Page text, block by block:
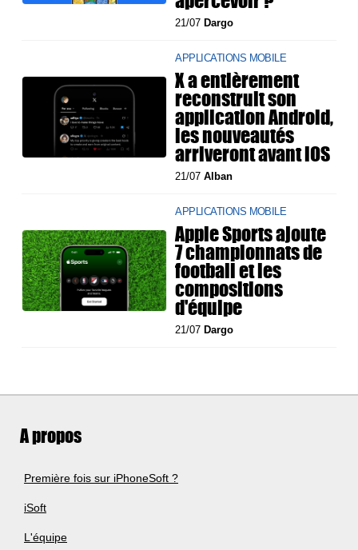
21/07 Dargo
APPLICATIONS MOBILE
X a entièrement
reconstruit son
application Android,
les nouveautés
arriveront avant iOS
21/07Alban
APPLICATIONS MOBILE
Apple Sports ajoute
7 championnats de
football et les
compositions
d'équipe
21/07 Dargo
A propos
Première fois sur iPhoneSoft ?
iSoft
L'équipe